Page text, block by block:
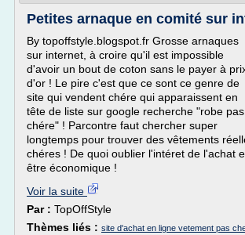
Petites arnaque en comité sur
By topoffstyle.blogspot.fr Grosse arnaques
sur internet, à croire qu'il est impossible
d'avoir un bout de coton sans le payer à
d'or ! Le pire c'est que ce sont ce genre de
site qui vendent chére qui apparaissent en
tête de liste sur google recherche "robe pas
chére" ! Parcontre faut chercher super
longtemps pour trouver des vêtements
chéres ! De quoi oublier l'intéret de l'achat
être économique !
Voir la suite
Par : TopOffStyle
Thèmes liés : site d'achat en ligne vetement pas